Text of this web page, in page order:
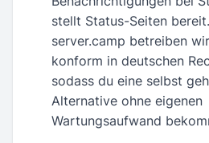
stellt Status-Seiten
server.camp betreiben
konform in deutschen
sodass du eine selbst
Alternative ohne eigenen
Wartungsaufwand